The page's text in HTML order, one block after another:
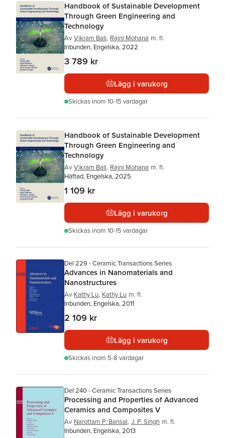
Handbook of Sustainable Development
Through Green Engineering and
Technology
Av Vikram Bali, Rajni Mohana m. fl.
Inbunden, Engelska, 2022
3 789 kr
Lägg i varukorg
Skickas inom 10-15 vardagar
Handbook of Sustainable Development
Through Green Engineering and
Technology
Av Vikram Bali, Rajni Mohana m. fl.
Häftad, Engelska, 2025
1 109 kr
Lägg i varukorg
Skickas inom 10-15 vardagar
Del 229 - Ceramic Transactions Series
Advances in Nanomaterials and
Nanostructures
Av Kathy Lu, Kathy Lu m. fl.
Inbunden, Engelska, 2011
2 109 kr
Lägg i varukorg
Skickas inom 5-8 vardagar
Del 240 - Ceramic Transactions Series
Processing and Properties of Advanced
Ceramics and Composites V
Av Narottam P. Bansal, J. P. Singh m. fl.
Inbunden, Engelska, 2013